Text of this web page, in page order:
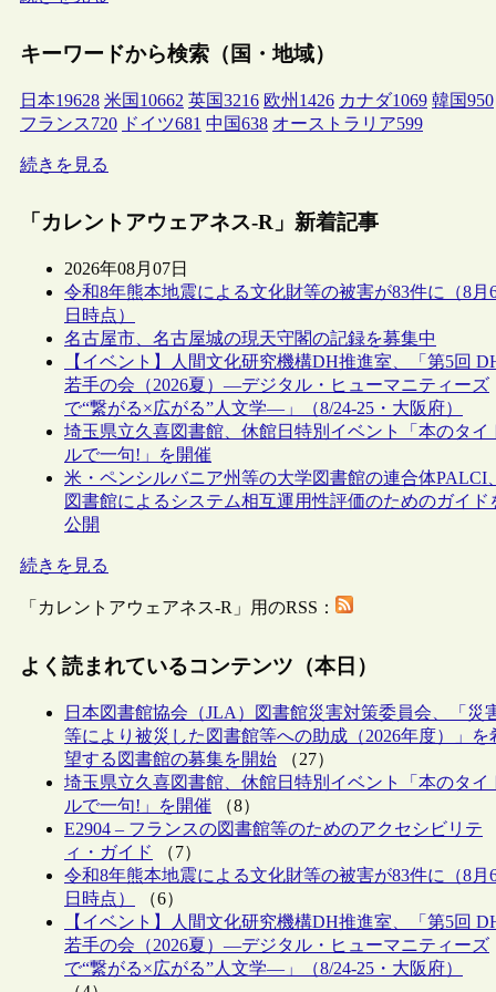
キーワードから検索（国・地域）
日本19628 米国 10662 英国3216 欧州 1426 カナダ1069 韓国950
フランス720 ドイツ681 中国638 オーストラリア599
続きを見る
「カレントアウェアネス-R」新着記事
2026年08月07日
令和8年熊本地震による文化財等の被害が83件に（8月
日時点）
名古屋市、名古屋城の現天守閣の記録を募集中
【イベント】人間文化研究機構DH推進室、「第5回
若手の会（2026夏）―デジタル・ヒューマニティーズ
で“繋がる×広がる”人文学―」（8/24-25・大阪府）
埼玉県立久喜図書館、休館日特別イベント「本のタイ
ルで一句!」を開催
米・ペンシルバニア州等の大学図書館の連合体PALCI、
図書館によるシステム相互運用性評価のためのガイド
公開
続きを見る
「カレントアウェアネス-R」用のRSS：
よく読まれているコンテンツ（本日）
日本図書館協会（JLA）図書館災害対策委員会、「災
等により被災した図書館等への助成（2026年度）」を
望する図書館の募集を開始 （27）
埼玉県立久喜図書館、休館日特別イベント「本のタイ
ルで一句!」を開催 （8）
E2904 – フランスの図書館等のためのアクセシビリテ
ィ・ガイド
（7）
令和8年熊本地震による文化財等の被害が83件に（8月
日時点）
（6）
【イベント】人間文化研究機構DH推進室、「第5回
若手の会（2026夏）―デジタル・ヒューマニティーズ
で“繋がる×広がる”人文学―」（8/24-25・大阪府）